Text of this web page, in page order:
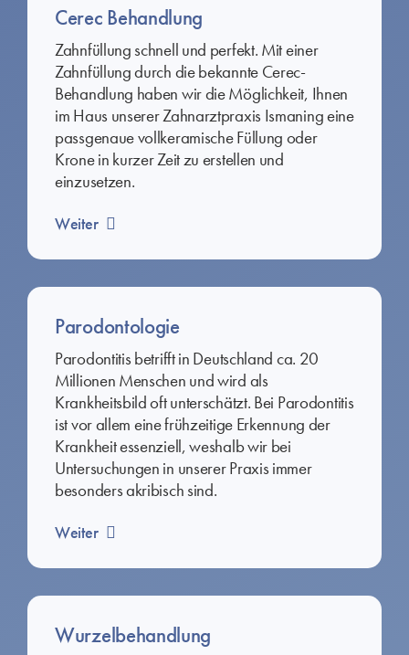
Cerec Behandlung
Zahnfüllung schnell und perfekt. Mit einer
Zahnfüllung durch die bekannte Cerec-
Behandlung haben wir die Möglichkeit, Ihnen
im Haus unserer Zahnarztpraxis Ismaning eine
passgenaue vollkeramische Füllung oder
Krone in kurzer Zeit zu erstellen und
einzusetzen.
Weiter
Parodontologie
Parodontitis betrifft in Deutschland ca. 20
Millionen Menschen und wird als
Krankheitsbild oft unterschätzt. Bei Parodontitis
ist vor allem eine frühzeitige Erkennung der
Krankheit essenziell, weshalb wir bei
Untersuchungen in unserer Praxis immer
besonders akribisch sind.
Weiter
Wurzelbehandlung